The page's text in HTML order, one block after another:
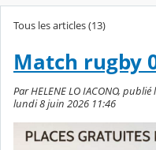
Tous les articles (13)
Match rugby
Par HELENE LO IACONO,
lundi 8 juin 2026 11:46